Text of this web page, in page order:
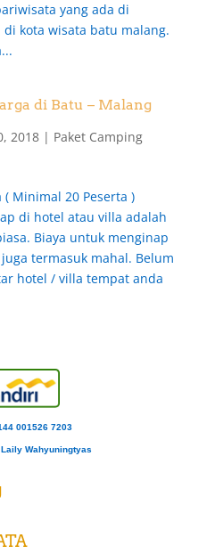
yang ada di
kota wisata batu malang.
di Batu – Malang
2018| Paket Camping
( Minimal 20 Peserta )
di hotel atau villa adalah
Biaya untuk menginap
termasuk mahal. Belum
hotel / villa tempat anda
001526 7203
Wahyuningtyas